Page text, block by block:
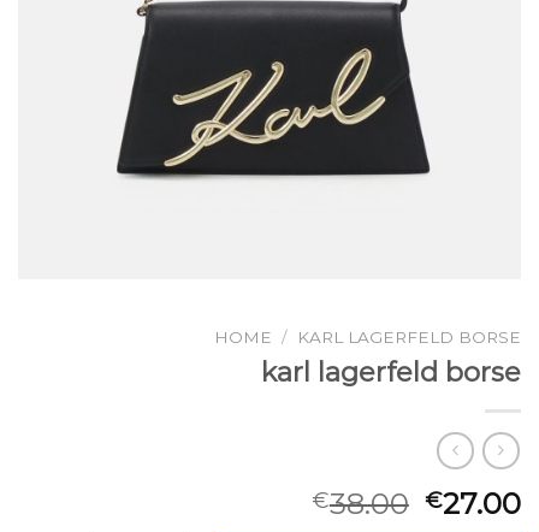
HOME / KARL LAGERFELD BORSE
karl lagerfeld borse
€38.00 €27.00